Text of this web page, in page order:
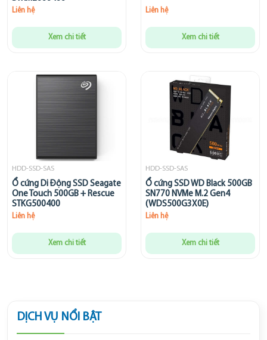
Liên hệ
Xem chi tiết
Liên hệ
Xem chi tiết
HDD-SSD-SAS
Ổ cứng Di Động SSD Seagate
One Touch 500GB + Rescue
STKG500400
Liên hệ
Xem chi tiết
HDD-SSD-SAS
Ổ cứng SSD WD Black 500GB
SN770 NVMe M.2 Gen4
(WDS500G3X0E)
Liên hệ
Xem chi tiết
DỊCH VỤ NỔI BẬT